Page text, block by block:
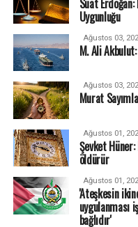
Uygunluğu
Ağustos 03,
M. Ali
Ağustos 03,
Murat
Ağustos 01,
Şevket
öldürür
Ağustos 01,
'Ateşkesin
uygulanması
bağlıdır'